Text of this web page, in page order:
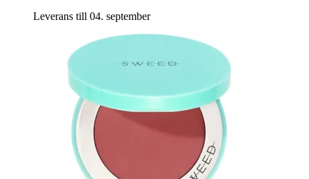
Leverans till 04. september